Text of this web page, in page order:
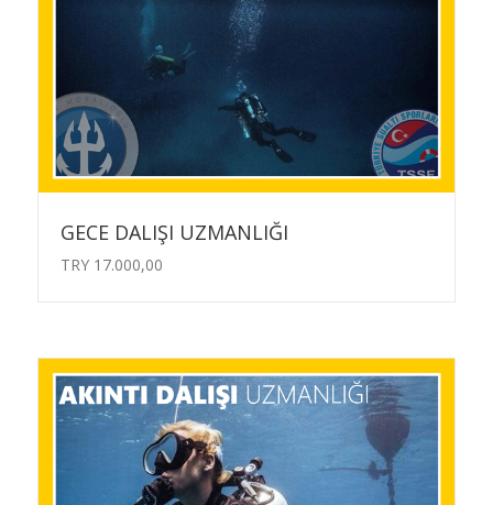
GECE DALIŞI UZMANLIĞI
TRY 17.000,00